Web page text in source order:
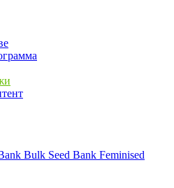
Bulk Seed Bank Feminised